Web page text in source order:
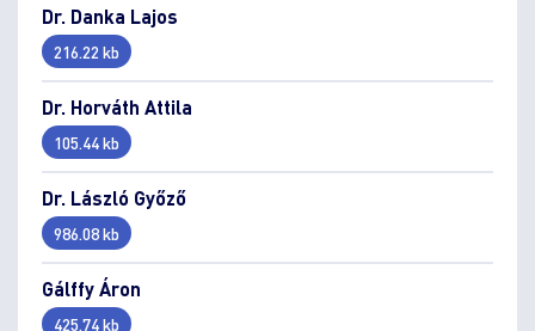
Dr. Danka Lajos
216.22 kb
Dr. Horváth Attila
105.44 kb
Dr. László Győző
986.08 kb
Gálffy Áron
425.74 kb